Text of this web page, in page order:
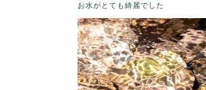
お水がとても綺麗でした